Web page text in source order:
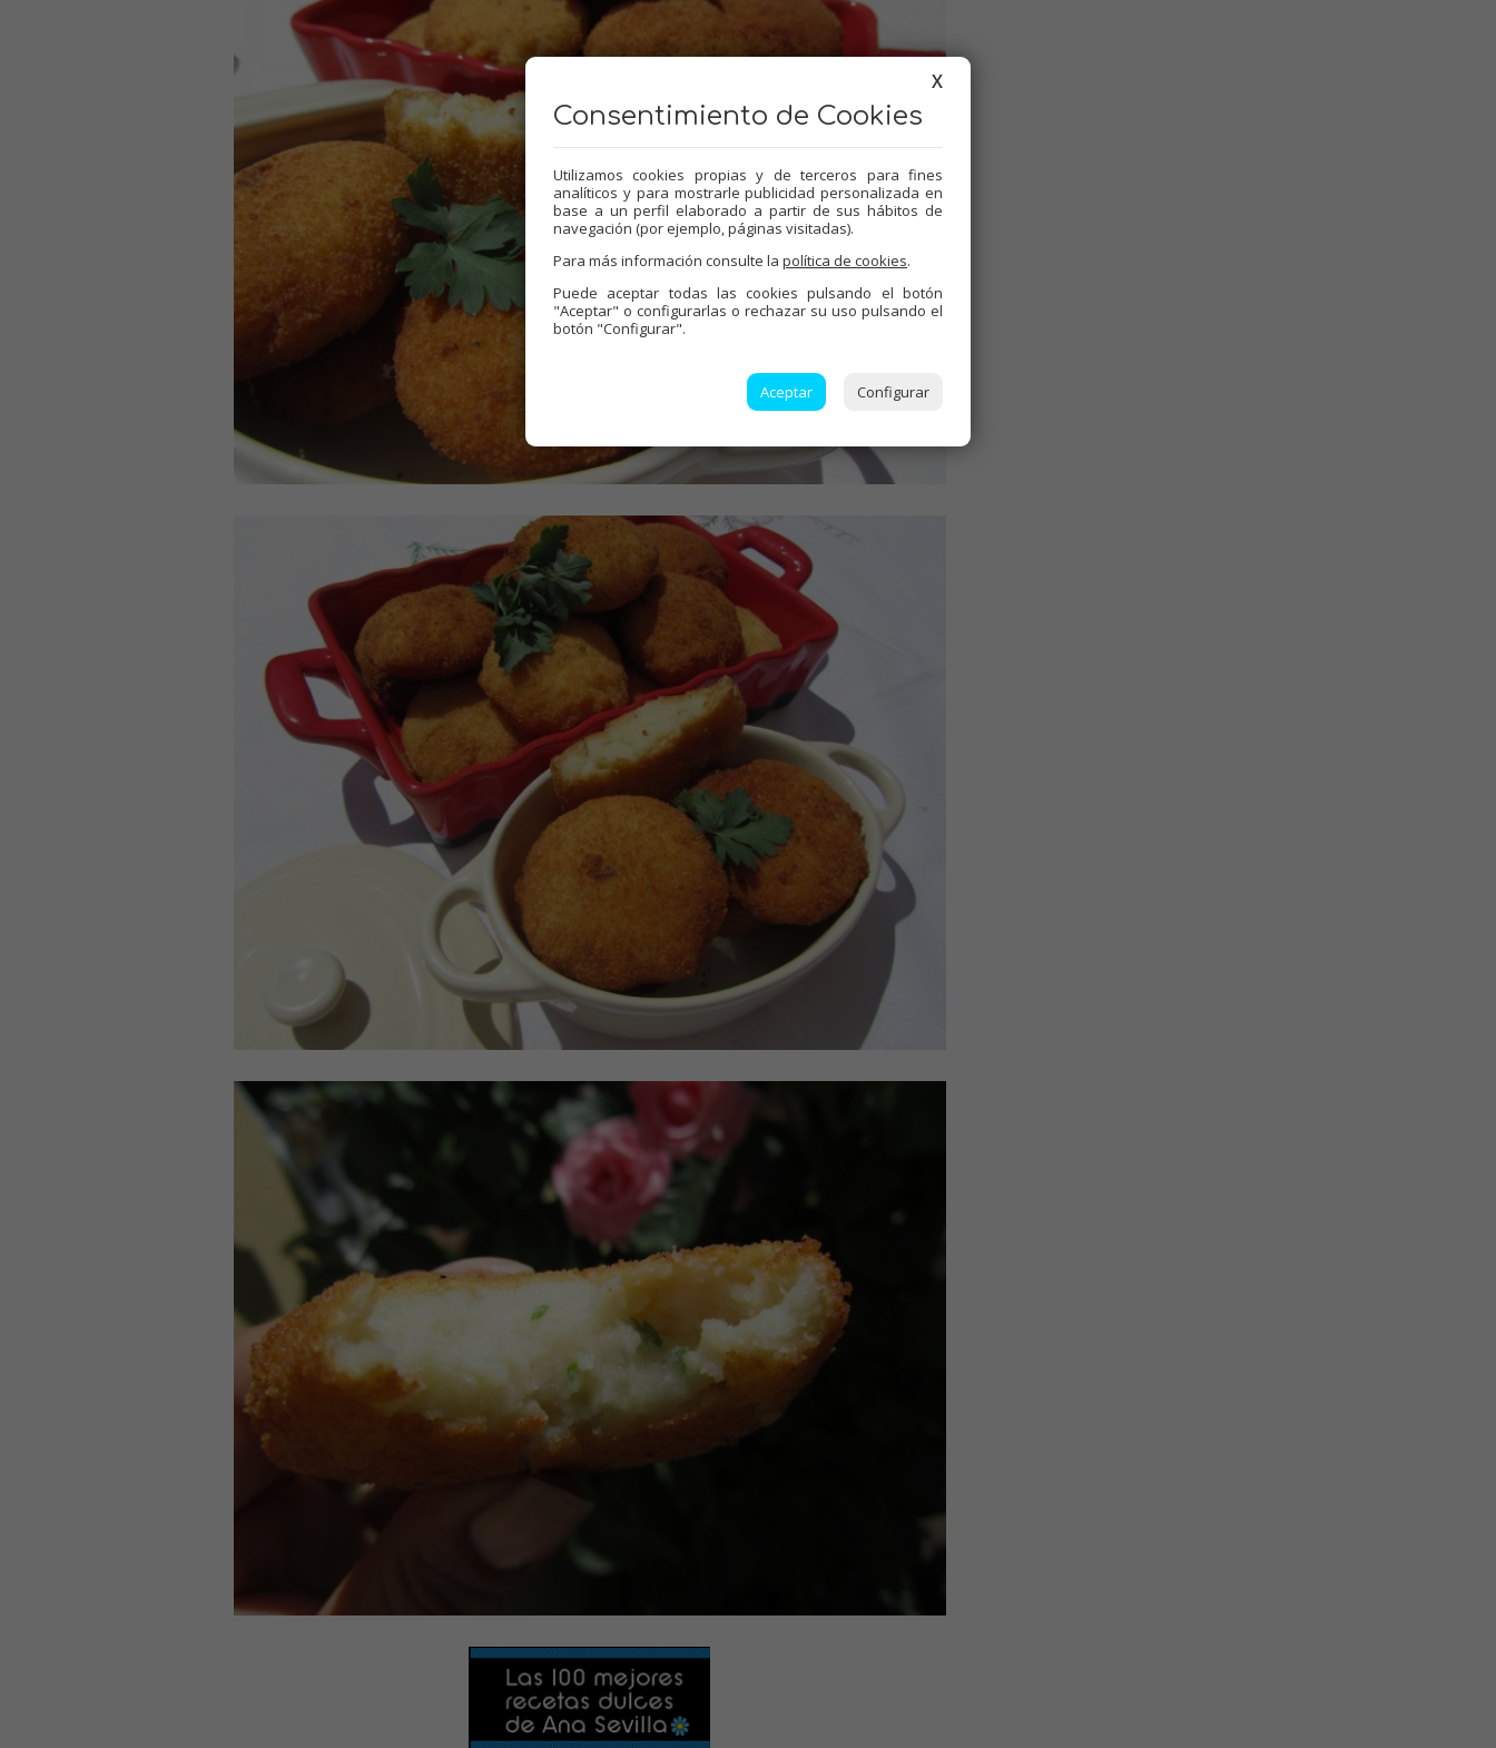
X
Consentimiento de Cookies
Utilizamos cookies propias y de terceros para fines
analíticos y para mostrarle publicidad personalizada en
base a un perfil elaborado a partir de sus hábitos de
navegación (por ejemplo, páginas visitadas).
Para más información consulte la política de cookies.
Puede aceptar todas las cookies pulsando el botón
"Aceptar" o configurarlas o rechazar su uso pulsando el
botón "Configurar".
Aceptar Configurar